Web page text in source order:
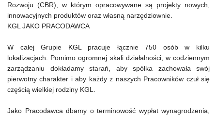
Rozwoju (CBR), w którym opracowywane są projekty nowych,
innowacyjnych produktów oraz własną narzędziownie.
KGL JAKO PRACODAWCA
W całej Grupie KGL pracuje łącznie 750 osób w kilku
lokalizacjach. Pomimo ogromnej skali działalności, w codziennym
zarządzaniu dokładamy starań, aby spółka zachowała swój
pierwotny charakter i aby każdy z naszych Pracowników czuł się
częścią wielkiej rodziny KGL.
Jako Pracodawca dbamy o terminowość wypłat wynagrodzenia,